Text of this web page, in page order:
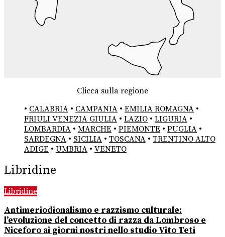
Clicca sulla regione
• CALABRIA • CAMPANIA • EMILIA ROMAGNA •
FRIULI VENEZIA GIULIA • LAZIO • LIGURIA •
LOMBARDIA • MARCHE • PIEMONTE • PUGLIA •
SARDEGNA • SICILIA • TOSCANA • TRENTINO ALTO
ADIGE • UMBRIA • VENETO
Libridine
Libridine
Antimeriodionalismo e razzismo culturale:
l’evoluzione del concetto di razza da Lombroso e
Niceforo ai giorni nostri nello studio Vito Teti